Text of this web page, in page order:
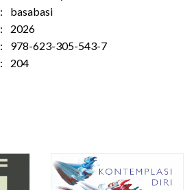
:
basabasi
:
2026
:
978-623-305-543-7
: 204